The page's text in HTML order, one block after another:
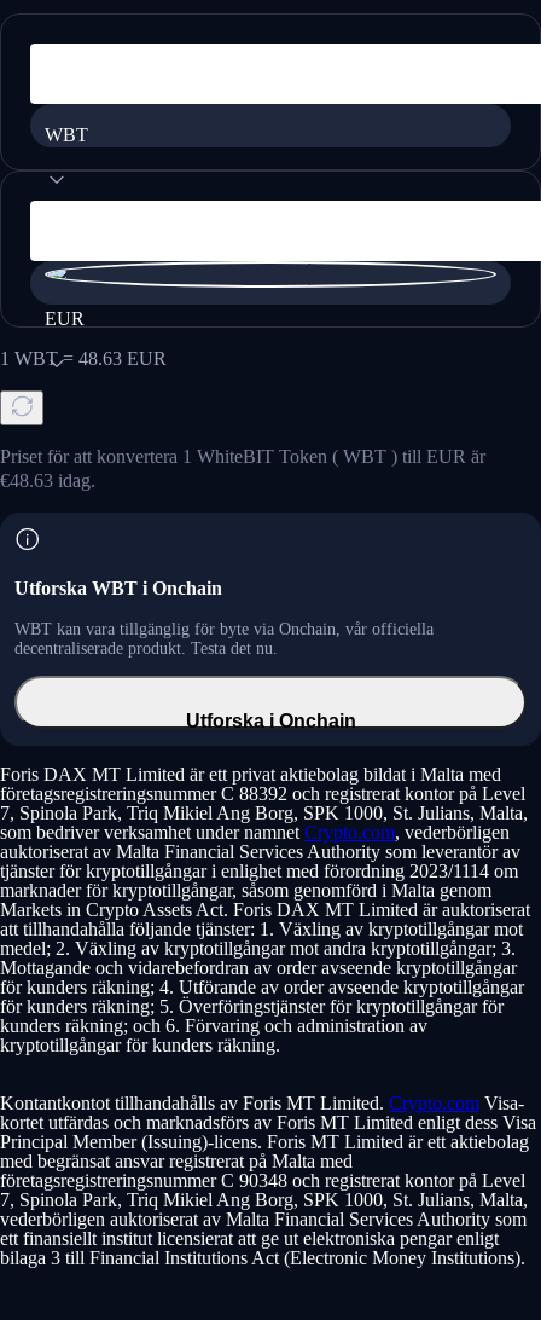
WBT
EUR
1 WBT= 48.63 EUR
Priset för att konvertera 1 WhiteBIT Token ( WBT ) till EUR är
€48.63 idag.
Utforska WBT i Onchain
WBT kan vara tillgänglig för byte via Onchain, vår officiella
decentraliserade produkt. Testa det nu.
Utforska i Onchain
Foris DAX MT Limited är ett privat aktiebolag bildat i Malta med
företagsregistreringsnummer C 88392 och registrerat kontor på Level
7, Spinola Park, Triq Mikiel Ang Borg, SPK 1000, St. Julians, Malta,
som bedriver verksamhet under namnet Crypto.com, vederbörligen
auktoriserat av Malta Financial Services Authority som leverantör av
tjänster för kryptotillgångar i enlighet med förordning 2023/1114 om
marknader för kryptotillgångar, såsom genomförd i Malta genom
Markets in Crypto Assets Act. Foris DAX MT Limited är auktoriserat
att tillhandahålla följande tjänster: 1. Växling av kryptotillgångar mot
medel; 2. Växling av kryptotillgångar mot andra kryptotillgångar; 3.
Mottagande och vidarebefordran av order avseende kryptotillgångar
för kunders räkning; 4. Utförande av order avseende kryptotillgångar
för kunders räkning; 5. Överföringstjänster för kryptotillgångar för
kunders räkning; och 6. Förvaring och administration av
kryptotillgångar för kunders räkning.
Kontantkontot tillhandahålls av Foris MT Limited. Crypto.com Visa-
kortet utfärdas och marknadsförs av Foris MT Limited enligt dess Visa
Principal Member (Issuing)-licens. Foris MT Limited är ett aktiebolag
med begränsat ansvar registrerat på Malta med
företagsregistreringsnummer C 90348 och registrerat kontor på Level
7, Spinola Park, Triq Mikiel Ang Borg, SPK 1000, St. Julians, Malta,
vederbörligen auktoriserat av Malta Financial Services Authority som
ett finansiellt institut licensierat att ge ut elektroniska pengar enligt
bilaga 3 till Financial Institutions Act (Electronic Money Institutions).